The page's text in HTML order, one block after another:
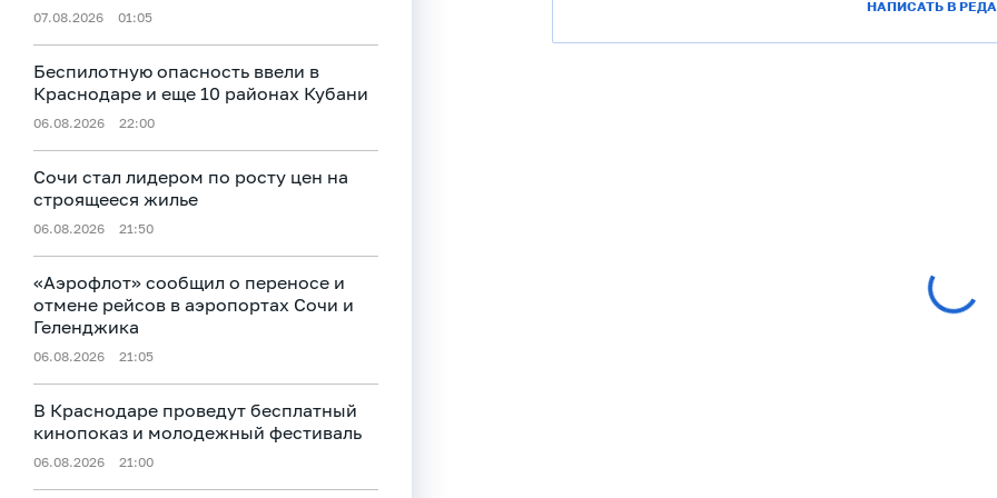
07.08.2026 01:05
Беспилотную опасность ввели в
Краснодаре и еще 10 районах Кубани
06.08.2026 22:00
Сочи стал лидером по росту цен на
строящееся жилье
06.08.2026 21:50
«Аэрофлот» сообщил о переносе и
отмене рейсов в аэропортах Сочи и
Геленджика
06.08.2026 21:05
В Краснодаре проведут бесплатный
кинопоказ и молодежный фестиваль
06.08.2026 21:00
НАПИСАТЬ В